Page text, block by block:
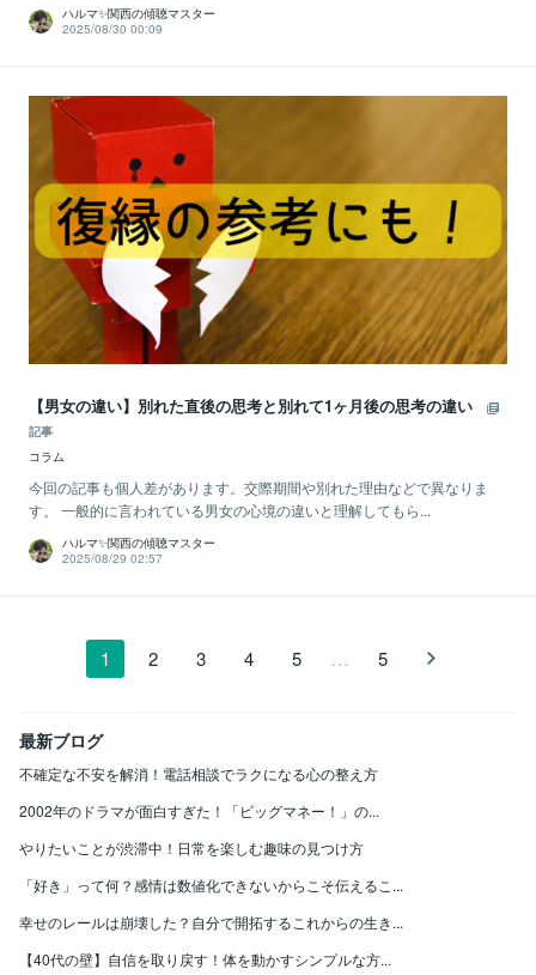
ハルマ✨関西の傾聴マスター
2025/08/30 00:09
【男女の違い】別れた直後の思考と別れて1ヶ月後の思考の違い
記事
コラム
今回の記事も個人差があります。交際期間や別れた理由などで異なりま
す。 一般的に言われている男女の心境の違いと理解してもら...
ハルマ✨関西の傾聴マスター
2025/08/29 02:57
1 2 3 4 5 … 5
最新ブログ
不確定な不安を解消！電話相談でラクになる心の整え方
2002年のドラマが面白すぎた！「ビッグマネー！」の...
やりたいことが渋滞中！日常を楽しむ趣味の見つけ方
「好き」って何？感情は数値化できないからこそ伝えるこ...
幸せのレールは崩壊した？自分で開拓するこれからの生き...
【40代の壁】自信を取り戻す！体を動かすシンプルな方...